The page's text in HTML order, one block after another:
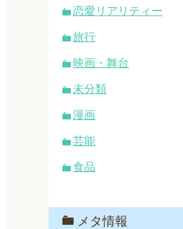
恋愛リアリティー
旅行
映画・舞台
未分類
漫画
芸能
食品
メタ情報